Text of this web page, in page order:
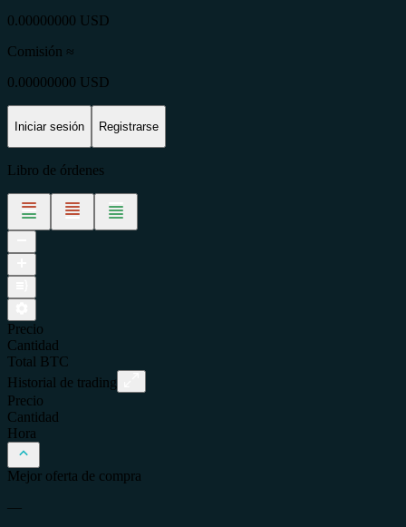
0.00000000 USD
Comisión ≈
0.00000000 USD
Iniciar sesión Registrarse
Libro de órdenes
Precio
Cantidad
Total
BTC
Historial de trading
Precio
Cantidad
Hora
Mejor oferta de compra
—